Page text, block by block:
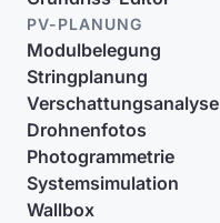
PV-PLANUNG
Modulbelegung
Stringplanung
Verschattungsanalyse
Drohnenfotos
Photogrammetrie
Systemsimulation
Wallbox